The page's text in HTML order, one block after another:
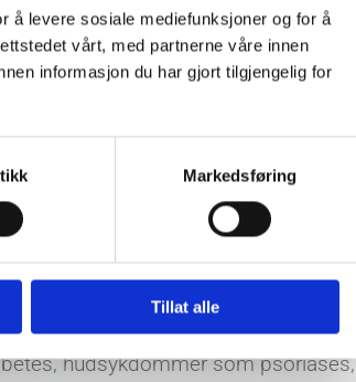
å levere sosiale mediefunksjoner og for å
vårt, med partnerne våre innen
informasjon du har gjort tilgjengelig for
Markedsføring
Tillat alle
utfører en lovregulert
men vi ønsker å finne ut årsaken til
skjelett og muskler. En fotterapeut
sprukket hæl, torner, gnagsår og
for dette. Pasientgrupper som har
hudsykdommer som psoriases,